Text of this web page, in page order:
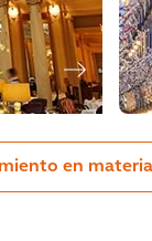
en